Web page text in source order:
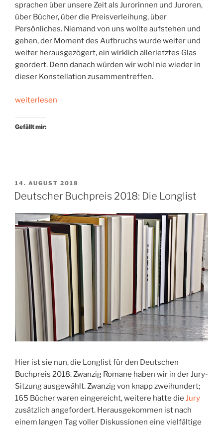
sprachen über unsere Zeit als Jurorinnen und Juroren,
über Bücher, über die Preisverleihung, über
Persönliches. Niemand von uns wollte aufstehen und
gehen, der Moment des Aufbruchs wurde weiter und
weiter herausgezögert, ein wirklich allerletztes Glas
geordert. Denn danach würden wir wohl nie wieder in
dieser Konstellation zusammentreffen.
„Buchpreis-
weiterlesen
Gefällt mir:
VERÖFFENTLICHT
AM
14. AUGUST 2018
Deutscher Buchpreis 2018: Die Longlist
Hier ist sie nun, die Longlist für den Deutschen
Buchpreis 2018. Zwanzig Romane haben wir in der Jury-
Sitzung ausgewählt. Zwanzig von knapp zweihundert;
165 Bücher waren eingereicht, weitere hatte die Jury
zusätzlich angefordert. Herausgekommen ist nach
einem langen Tag voller Diskussionen eine vielfältige